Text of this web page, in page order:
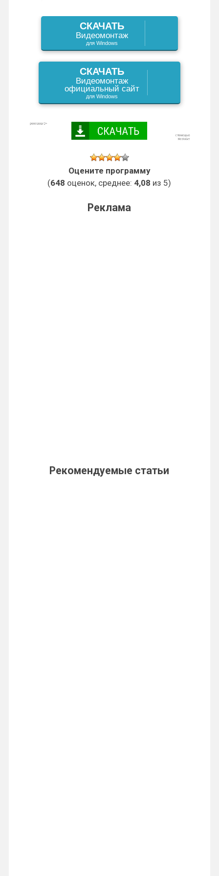
s
n
i
k
i
s
n m
и
т
ь
СКАЧАТЬ
Видеомонтаж
для Windows
СКАЧАТЬ
Видеомонтаж
официальный сайт
для Windows
Оцените программу
(648 оценок, среднее: 4,08 из 5)
Реклама
Рекомендуемые статьи